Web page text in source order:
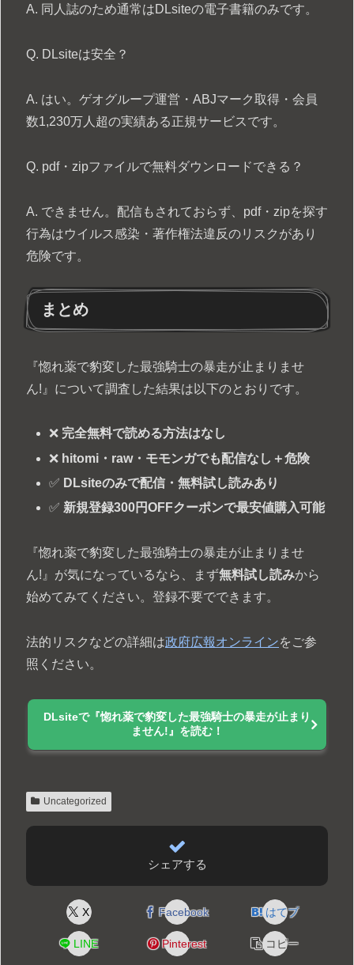
A. 同人誌のため通常はDLsiteの電子書籍のみです。
Q. DLsiteは安全？
A. はい。ゲオグループ運営・ABJマーク取得・会員
数1,230万人超の実績ある正規サービスです。
Q. pdf・zipファイルで無料ダウンロードできる？
A. できません。配信もされておらず、pdf・zipを探す
行為はウイルス感染・著作権法違反のリスクがあり
危険です。
まとめ
『惚れ薬で豹変した最強騎士の暴走が止まりませ
ん!』について調査した結果は以下のとおりです。
❌ 完全無料で読める方法はなし
❌ hitomi・raw・モモンガでも配信なし＋危険
✅ DLsiteのみで配信・無料試し読みあり
✅ 新規登録300円OFFクーポンで最安値購入可能
『惚れ薬で豹変した最強騎士の暴走が止まりませ
ん!』が気になっているなら、まず無料試し読みから
始めてみてください。登録不要でできます。
法的リスクなどの詳細は政府広報オンラインをご参
照ください。
DLsiteで『惚れ薬で豹変した最強騎士の暴走が止まり
ません!』を読む！
Uncategorized
シェアする
X Facebook はてブ
LINE Pinterest コピー